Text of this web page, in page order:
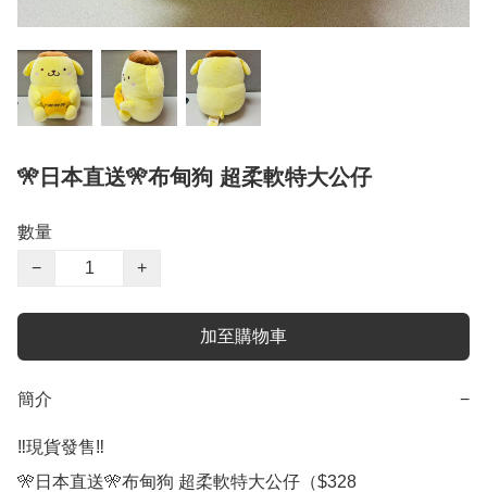
🎌日本直送🎌布甸狗 超柔軟特大公仔
數量
−
+
加至購物車
簡介 −
‼️現貨發售‼️
🎌日本直送🎌布甸狗 超柔軟特大公仔（$328